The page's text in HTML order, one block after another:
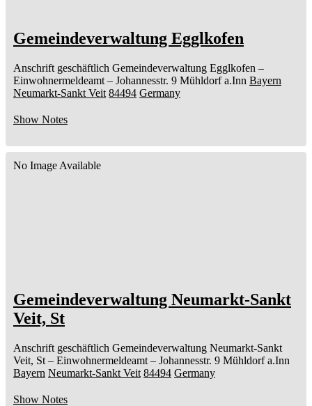
Gemeindeverwaltung Egglkofen
Anschrift geschäftlich Gemeindeverwaltung Egglkofen –
Einwohnermeldeamt – Johannesstr. 9 Mühldorf a.Inn Bayern
Neumarkt-Sankt Veit 84494 Germany
Show Notes
No Image Available
Gemeindeverwaltung Neumarkt-Sankt
Veit, St
Anschrift geschäftlich Gemeindeverwaltung Neumarkt-Sankt
Veit, St – Einwohnermeldeamt – Johannesstr. 9 Mühldorf a.Inn
Bayern Neumarkt-Sankt Veit 84494 Germany
Show Notes